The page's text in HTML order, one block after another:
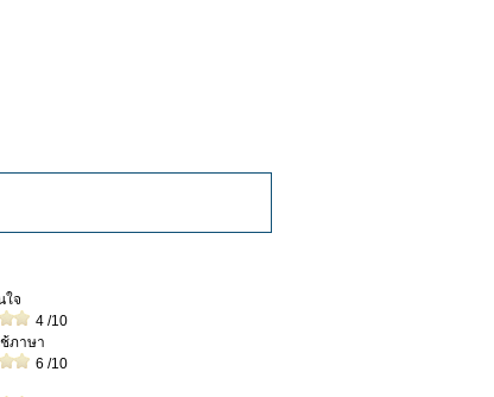
ใจ
4/10
ภาษา
6 /10